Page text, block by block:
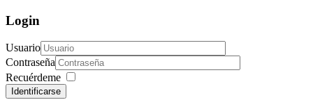
Login
Usuario
Contraseña
Recuérdeme
Identificarse